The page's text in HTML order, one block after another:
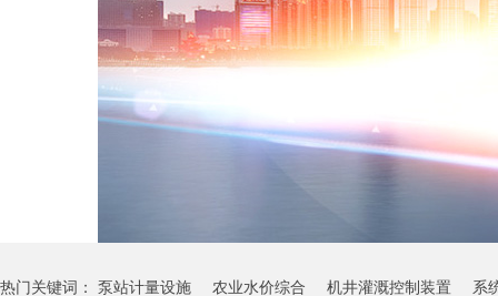
热门关键词： 泵站计量设施 农业水价综合 机井灌溉控制装置 系